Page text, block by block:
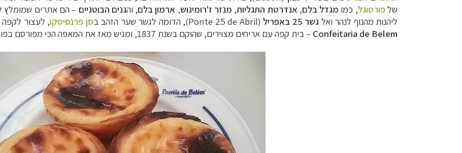
של פורטוגל, כמו מגדל בלם, אנדרטת התגליות, מנזר ז'רומינוש, ארמון בלם, והגנים הבוטניים –הם אתרים שמומלץ
ליהנות מהנוף לנהר ואל גשר 25 באפריל (
Ponte 25 de Abril), הדומה לגשר שער הזהב בסן פרנסיסקו, לעצור לקפה
Confeitaria de Belem
–בית קפה עם אריחים מצוירים, שהוקם בשנת 1837, ומגיש מאז את המאפה הכי מפורסם בפורטוגל